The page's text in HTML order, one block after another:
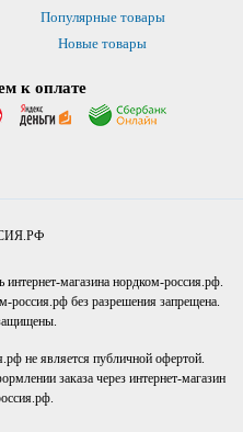
Популярные товары
Новые товары
к оплате
интернет-магазина нордком-россия.рф.
россия.рф без разрешения запрещена.
не является публичной офертой.
заказа через интернет-магазин